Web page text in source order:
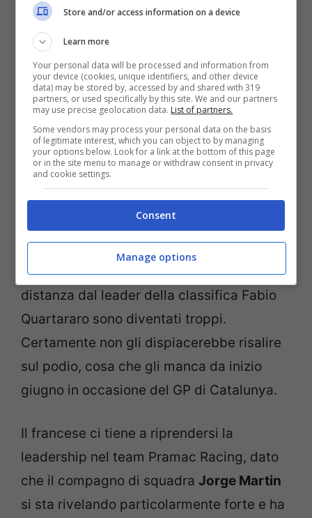
ad Aragon e dodicesimo a Misano.
SicuramenteZarcopunta a invertire la
rotta da Austin, anche se ormai i punti di
distanza dal leader della classifica Fabio
Quartararo sono diventati troppi.
Certamente non gli dispiacerebbe risalire
sul podio, cosa che gli manca da inizio
giugno in occasione del GP di Catalunya.
Il francese ci tiene a riprendersi la
leadership nel team Pramac Racing, dato
che il compagno di squadra Jorge Martin
si sta rivelando particolarmente forte e ha
Store and/or access information on a device
Learn more
Your personal data will be processed and information from
your device (cookies, unique identifiers, and other device
data) may be stored by, accessed by and shared with 319
partners, or used specifically by this site. We and our partners
may use precise geolocation data. List of partners.
Some vendors may process your personal data on the basis
of legitimate interest, which you can object to by managing
your options below. Look for a link at the bottom of this page
or in the site menu to manage or withdraw consent in privacy
and cookie settings.
Consent
Manage options